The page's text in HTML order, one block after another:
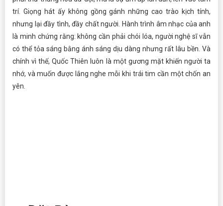
trí. Giọng hát ấy không gồng gánh những cao trào kịch tính,
nhưng lại đầy tình, đầy chất người. Hành trình âm nhạc của anh
là minh chứng rằng: không cần phải chói lóa, người nghệ sĩ vẫn
có thể tỏa sáng bằng ánh sáng dịu dàng nhưng rất lâu bền. Và
chính vì thế, Quốc Thiên luôn là một gương mặt khiến người ta
nhớ, và muốn được lắng nghe mỗi khi trái tim cần một chốn an
yên.